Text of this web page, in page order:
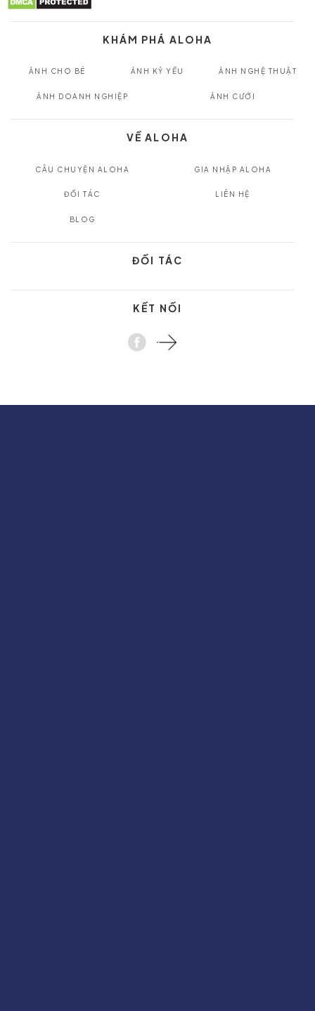
KHÁM PHÁ ALOHA
ẢNH CHO BÉ ẢNH KỶ YẾU ẢNH NGHỆ THUẬT
ẢNH DOANH NGHIỆP ẢNH CƯỚI
VỀ ALOHA
CÂU CHUYỆN ALOHA GIA NHẬP ALOHA
ĐỐI TÁC LIÊN HỆ
BLOG
ĐỐI TÁC
KẾT NỐI